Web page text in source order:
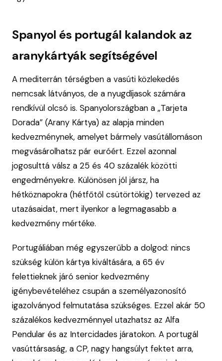
Spanyol és portugál kalandok az
aranykártyák segítségével
A mediterrán térségben a vasúti közlekedés
nemcsak látványos, de a nyugdíjasok számára
rendkívül olcsó is. Spanyolországban a „Tarjeta
Dorada” (Arany Kártya) az alapja minden
kedvezménynek, amelyet bármely vasútállomáson
megvásárolhatsz pár euróért. Ezzel azonnal
jogosulttá válsz a 25 és 40 százalék közötti
engedményekre. Különösen jól jársz, ha
hétköznapokra (hétfőtől csütörtökig) tervezed az
utazásaidat, mert ilyenkor a legmagasabb a
kedvezmény mértéke.
Portugáliában még egyszerűbb a dolgod: nincs
szükség külön kártya kiváltására, a 65 év
felettieknek járó senior kedvezmény
igénybevételéhez csupán a személyazonosító
igazolványod felmutatása szükséges. Ezzel akár 50
százalékos kedvezménnyel utazhatsz az Alfa
Pendular és az Intercidades járatokon. A portugál
vasúttársaság, a CP, nagy hangsúlyt fektet arra,